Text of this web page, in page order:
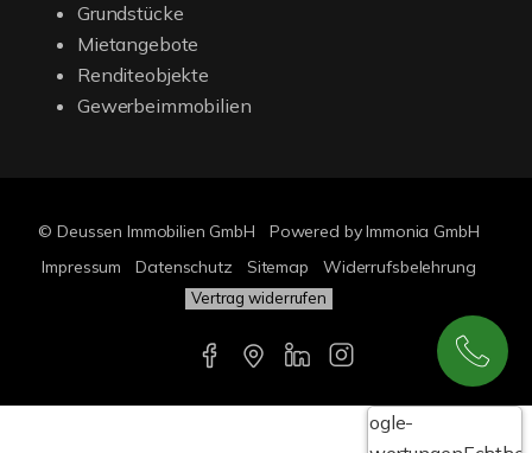
Grundstücke
Mietangebote
Renditeobjekte
Gewerbeimmobilien
© Deussen Immobilien GmbH
Powered by Immonia GmbH
Impressum
Datenschutz Sitemap Widerrufsbelehrung
Vertrag widerrufen
Google-